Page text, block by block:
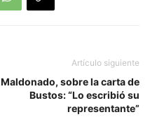
Artículo siguiente
Maldonado, sobre la carta de
Bustos: “Lo escribió su
representante”